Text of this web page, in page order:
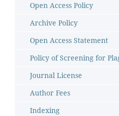
Open Access Policy
Archive Policy
Open Access Statement
Policy of Screening for
Journal License
Author Fees
Indexing